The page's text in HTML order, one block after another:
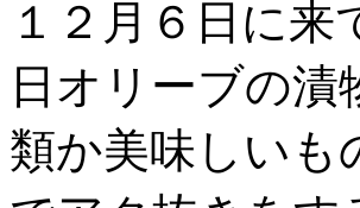
１２月６日に
日オリーブの
類か美味しいも